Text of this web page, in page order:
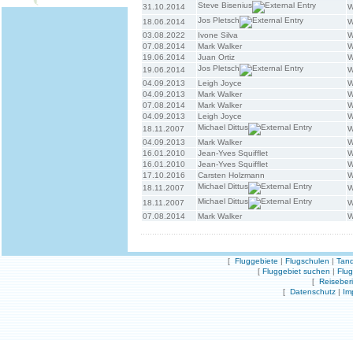
31.10.2014
Steve Bisenius
18.06.2014
Jos Pletsch
03.08.2022
Ivone Silva
07.08.2014
Mark Walker
19.06.2014
Juan Ortiz
19.06.2014
Jos Pletsch
04.09.2013
Leigh Joyce
04.09.2013
Mark Walker
07.08.2014
Mark Walker
04.09.2013
Leigh Joyce
18.11.2007
Michael Dittus
04.09.2013
Mark Walker
16.01.2010
Jean-Yves Squifflet
16.01.2010
Jean-Yves Squifflet
17.10.2016
Carsten Holzmann
18.11.2007
Michael Dittus
18.11.2007
Michael Dittus
07.08.2014
Mark Walker
[ Fluggebiete | Flugschulen |
[ Fluggebiet suchen |
[
[ Datenschutz |